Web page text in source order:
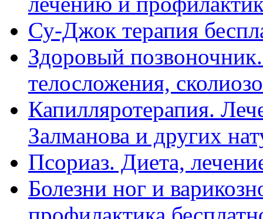
Су-Джок терапия
Здоровый
телосложения,
Капилляротерапия.
Залманова и других
Псориаз. Диета,
Болезни ног и